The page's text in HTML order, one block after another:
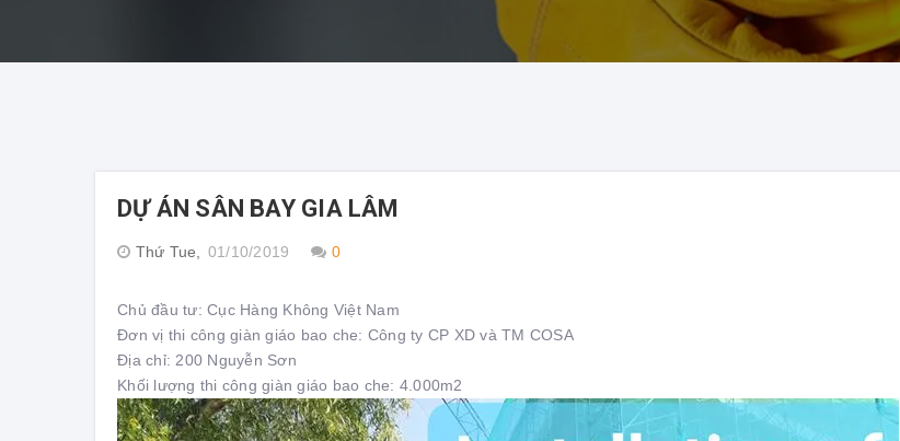
DỰ ÁN SÂN BAY GIA LÂM
Thứ Tue, 01/10/2019 0
Chủ đầu tư: Cục Hàng Không Việt Nam
Đơn vị thi công giàn giáo bao che: Công ty CP XD và TM COSA
Địa chỉ: 200 Nguyễn Sơn
Khối lượng thi công giàn giáo bao che: 4.000m2